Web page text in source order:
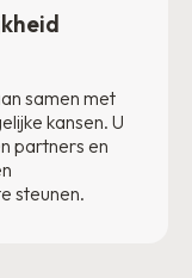
samen met
kansen. U
partners en
steunen.